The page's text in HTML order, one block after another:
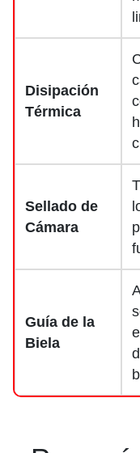
Disipación
Térmica
Sellado de
Cámara
Guía de la
Biela